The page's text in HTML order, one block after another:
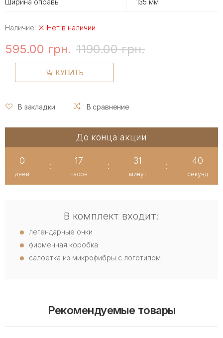
Наличие: Нет в наличии
595.00 грн. 1190.00 грн.
КУПИТЬ
В закладки В сравнение
До конца акции
0
дней
:
17
часов
:
31
минут
:
40
секунд
В комплект входит:
легендарные очки
фирменная коробка
салфетка из микрофибры с логотипом
Рекомендуемые товары